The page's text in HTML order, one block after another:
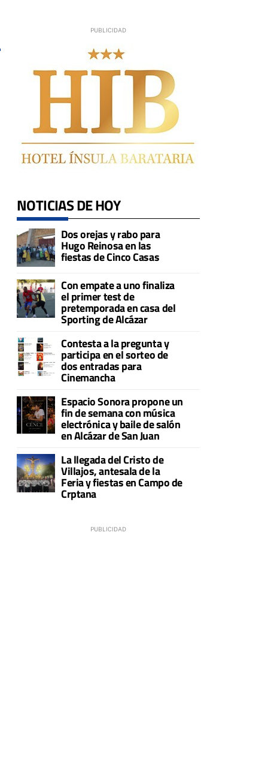
NOTICIAS DE HOY
Dos orejas y rabo para
Hugo Reinosa en las
fiestas de Cinco Casas
Con empate a uno finaliza
el primer test de
pretemporada en casa del
Sporting de Alcázar
Contesta a la pregunta y
participa en el sorteo de
dos entradas para
Cinemancha
Espacio Sonora propone un
fin de semana con música
electrónica y baile de salón
en Alcázar de San Juan
La llegada del Cristo de
Villajos, antesala de la
Feria y fiestas en Campo de
Crptana